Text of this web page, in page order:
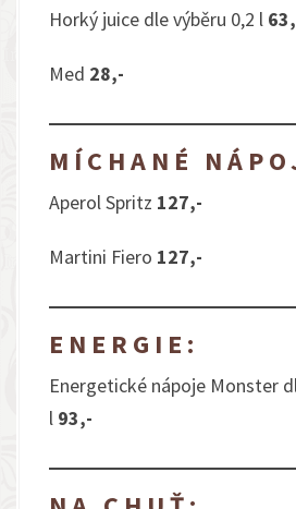
Horký juice dle výběru 0,2 l
Med 28,-
MÍCHANÉ
Aperol Spritz 127,-
Martini Fiero 127,-
ENERGIE:
Energetické nápoje Monster
l 93,-